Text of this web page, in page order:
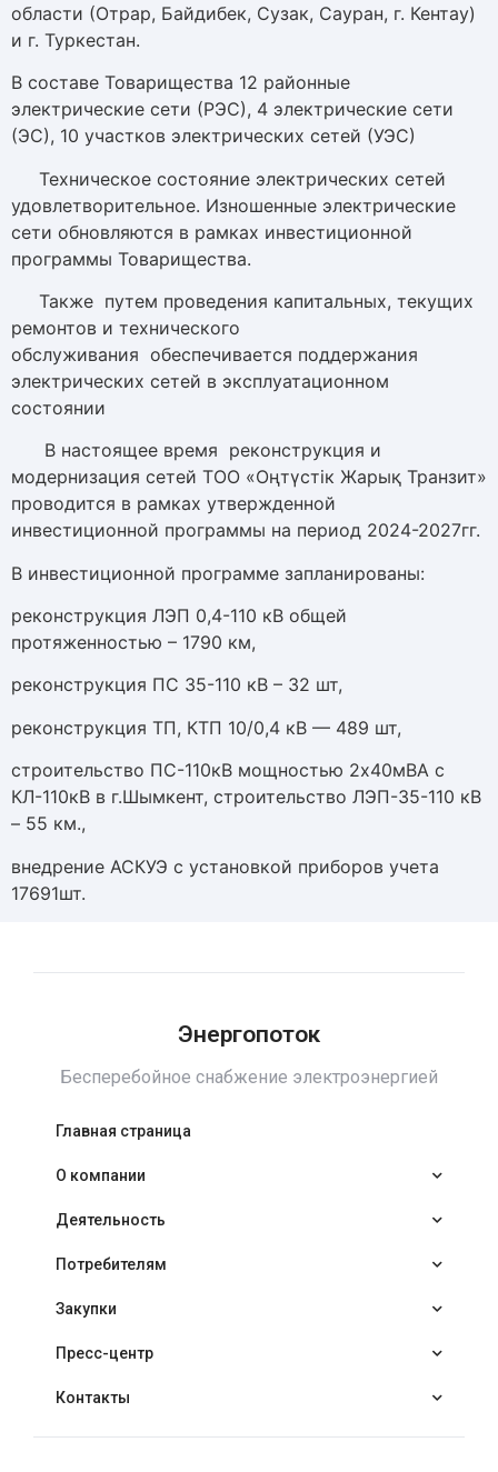
области (Отрар, Байдибек, Сузак, Сауран, г. Кентау)
и г. Туркестан.
В составе Товарищества 12 районные
электрические сети (РЭС), 4 электрические сети
(ЭС), 10 участков электрических сетей (УЭС)
Техническое состояние электрических сетей
удовлетворительное. Изношенные электрические
сети обновляются в рамках инвестиционной
программы Товарищества.
Также путем проведения капитальных, текущих
ремонтов и технического
обслуживания обеспечивается поддержания
электрических сетей в эксплуатационном
состоянии
В настоящее время реконструкция и
модернизация сетей ТОО «Оңтүстік Жарық Транзит»
проводится в рамках утвержденной
инвестиционной программы на период 2024-2027гг.
В инвестиционной программе запланированы:
реконструкция ЛЭП 0,4-110 кВ общей
протяженностью – 1790 км,
реконструкция ПС 35-110 кВ – 32 шт,
реконструкция ТП, КТП 10/0,4 кВ — 489 шт,
строительство ПС-110кВ мощностью 2х40мВА с
КЛ-110кВ в г.Шымкент, строительство ЛЭП-35-110 кВ
– 55 км.,
внедрение АСКУЭ с установкой приборов учета
17691шт.
Энергопоток
Бесперебойное снабжение электроэнергией
Главная страница
О компании
Деятельность
Потребителям
Закупки
Пресс-центр
Контакты
Telegram